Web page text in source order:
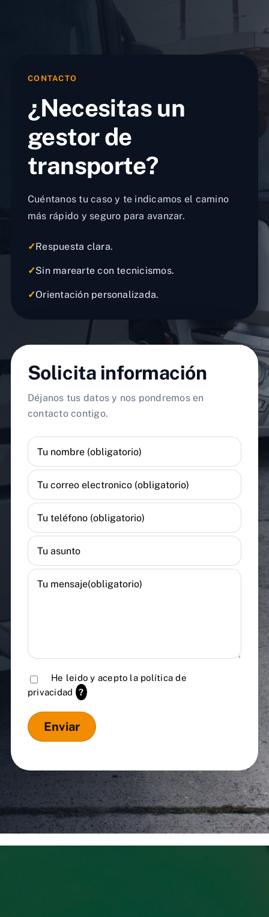
CONTACTO
¿Necesitas un
gestor de
transporte?
Cuéntanos tu caso y te indicamos el camino
más rápido y seguro para avanzar.
✓Respuesta clara.
✓Sin marearte con tecnicismos.
✓Orientación personalizada.
Solicita información
Déjanos tus datos y nos pondremos en
contacto contigo.
He leido y acepto la política de
privacidad
?